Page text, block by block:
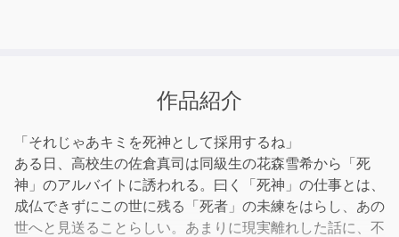
作品紹介
「それじゃあキミを死神として採用するね」
ある日、高校生の佐倉真司は同級生の花森雪希から「死
神」のアルバイトに誘われる。曰く「死神」の仕事とは、
成仏できずにこの世に残る「死者」の未練をはらし、あの
世へと見送ることらしい。あまりに現実離れした話に、不